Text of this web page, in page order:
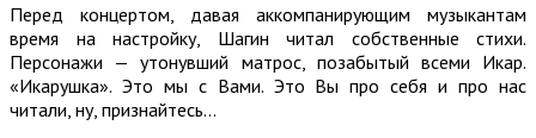
Перед концертом, давая аккомпанирующим музыкантам
время на настройку, Шагин читал собственные стихи.
Персонажи — утонувший матрос, позабытый всеми Икар.
«Икарушка». Это мы с Вами. Это Вы про себя и про нас
читали, ну, признайтесь…